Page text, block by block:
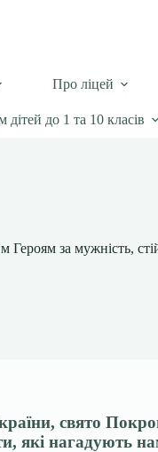
Про ліцей
до 1 та 10 класів
за мужність,
свято
які нагадують